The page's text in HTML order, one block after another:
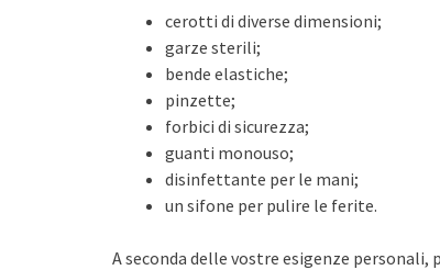
cerotti di diverse dimensioni;
garze sterili;
bende elastiche;
pinzette;
forbici di sicurezza;
guanti monouso;
disinfettante per le mani;
un sifone per pulire le ferite.
A seconda delle vostre esigenze